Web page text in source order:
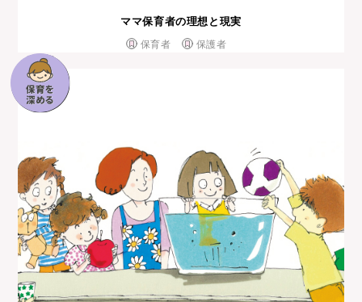
ママ保育者の理想と現実
保育者 保護者